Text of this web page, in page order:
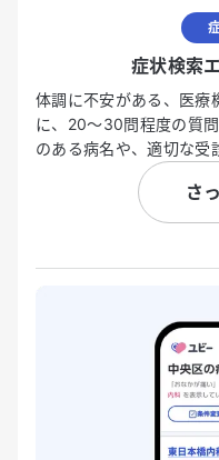
症状検索
体調に不安がある、医療
に、20〜30問程度の質
のある病名や、適切な受
さ